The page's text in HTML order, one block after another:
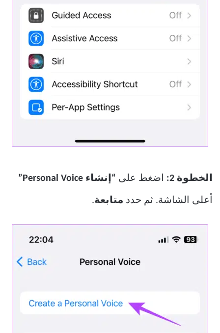
الخطوة 2: اضغط على “إنشاء Personal Voice”
أعلى الشاشة. ثم حدد متابعة.